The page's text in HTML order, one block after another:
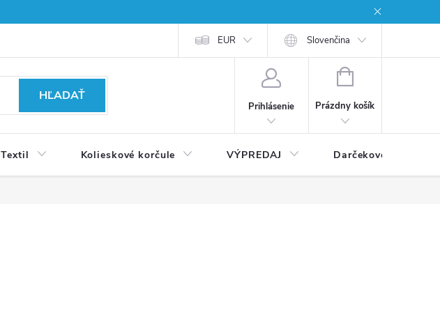
EUR Slovenčina
HĽADAŤ
Prihlásenie
NÁKUPNÝ
Prázdny košík
Textil Kolieskové korčule VÝPREDAJ Darčekové poukážky